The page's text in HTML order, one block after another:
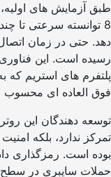
سرعتی تا چند
در زمان اتصال هم
است. این فناوری
های استریم که به
ای محسوب می
دهندگان این روتر
ندارد، بلکه امنیت
است. رمزگذاری داده
سایبری در سطح سخت